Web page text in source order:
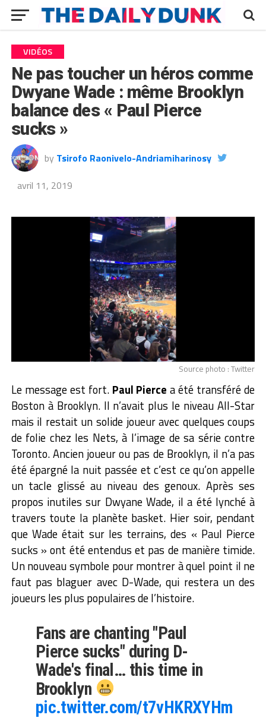
VIDÉOS
Ne pas toucher un héros comme
Dwyane Wade : même Brooklyn
balance des « Paul Pierce
sucks »
by Tsirofo Raonivelo-Andriamiharinosy
avril 11, 2019
Source photo : Twitter
Le message est fort. Paul Pierce a été transféré de
Boston à Brooklyn. Il n’avait plus le niveau All-Star
mais il restait un solide joueur avec quelques coups
de folie chez les Nets, à l’image de sa série contre
Toronto. Ancien joueur ou pas de Brooklyn, il n’a pas
été épargné la nuit passée et c’est ce qu’on appelle
un tacle glissé au niveau des genoux. Après ses
propos inutiles sur Dwyane Wade, il a été lynché à
travers toute la planète basket. Hier soir, pendant
que Wade était sur les terrains, des « Paul Pierce
sucks » ont été entendus et pas de manière timide.
Un nouveau symbole pour montrer à quel point il ne
faut pas blaguer avec D-Wade, qui restera un des
joueurs les plus populaires de l’histoire.
Fans are chanting "Paul
Pierce sucks" during D-
Wade's final… this time in
Brooklyn
pic.twitter.com/t7vHKRXYHm